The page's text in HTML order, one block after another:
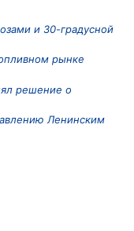
и 30-градусной
рынке
решение о
Ленинским